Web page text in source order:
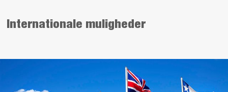
Internationale muligheder